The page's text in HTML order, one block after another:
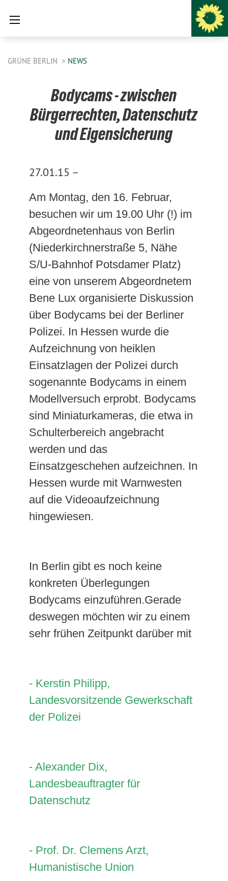
GRÜNE BERLIN NEWS
Bodycams - zwischen
Bürgerrechten, Datenschutz
und Eigensicherung
27.01.15 –
Am Montag, den 16. Februar,
besuchen wir um 19.00 Uhr (!) im
Abgeordnetenhaus von Berlin
(Niederkirchnerstraße 5, Nähe
S/U-Bahnhof Potsdamer Platz)
eine von unserem Abgeordnetem
Bene Lux organisierte Diskussion
über Bodycams bei der Berliner
Polizei. In Hessen wurde die
Aufzeichnung von heiklen
Einsatzlagen der Polizei durch
sogenannte Bodycams in einem
Modellversuch erprobt. Bodycams
sind Miniaturkameras, die etwa in
Schulterbereich angebracht
werden und das
Einsatzgeschehen aufzeichnen. In
Hessen wurde mit Warnwesten
auf die Videoaufzeichnung
hingewiesen.
In Berlin gibt es noch keine
konkreten Überlegungen
Bodycams einzuführen.Gerade
deswegen möchten wir zu einem
sehr frühen Zeitpunkt darüber mit
- Kerstin Philipp,
Landesvorsitzende Gewerkschaft
der Polizei
- Alexander Dix,
Landesbeauftragter für
Datenschutz
- Prof. Dr. Clemens Arzt,
Humanistische Union